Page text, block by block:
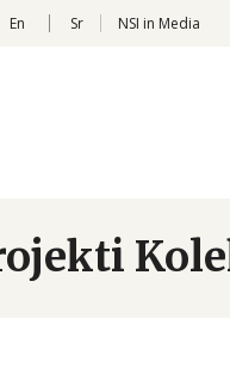
En Sr NSI in Media